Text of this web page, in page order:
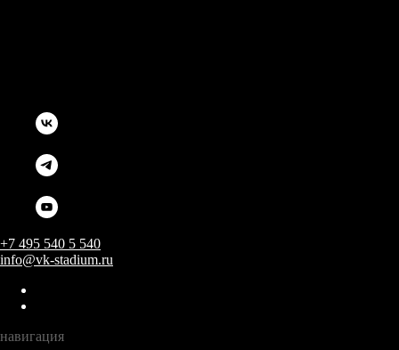
+7 495 540 5 540
info@vk-stadium.ru
навигация